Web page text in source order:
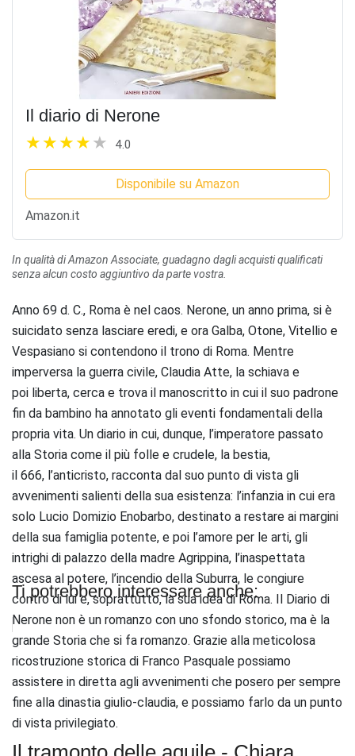
Il diario di Nerone
4.0
Disponibile su Amazon
Amazon.it
In qualità di Amazon Associate, guadagno dagli acquisti qualificati
senza alcun costo aggiuntivo da parte vostra.
Anno 69 d. C., Roma è nel caos. Nerone, un anno prima, si è
suicidato senza lasciare eredi, e ora Galba, Otone, Vitellio e
Vespasiano si contendono il trono di Roma. Mentre
imperversa la guerra civile, Claudia Atte, la schiava e
poi liberta, cerca e trova il manoscritto in cui il suo padrone
fin da bambino ha annotato gli eventi fondamentali della
propria vita. Un diario in cui, dunque, l’imperatore passato
alla Storia come il più folle e crudele, la bestia,
il 666, l’anticristo, racconta dal suo punto di vista gli
avvenimenti salienti della sua esistenza: l’infanzia in cui era
solo Lucio Domizio Enobarbo, destinato a restare ai margini
della sua famiglia potente, e poi l’amore per le arti, gli
intrighi di palazzo della madre Agrippina, l’inaspettata
ascesa al potere, l’incendio della Suburra, le congiure
contro di lui e, soprattutto, la sua idea di Roma. Il Diario di
Nerone non è un romanzo con uno sfondo storico, ma è la
grande Storia che si fa romanzo. Grazie alla meticolosa
ricostruzione storica di Franco Pasquale possiamo
assistere in diretta agli avvenimenti che posero per sempre
fine alla dinastia giulio-claudia, e possiamo farlo da un punto
di vista privilegiato.
Ti potrebbero interessare anche: